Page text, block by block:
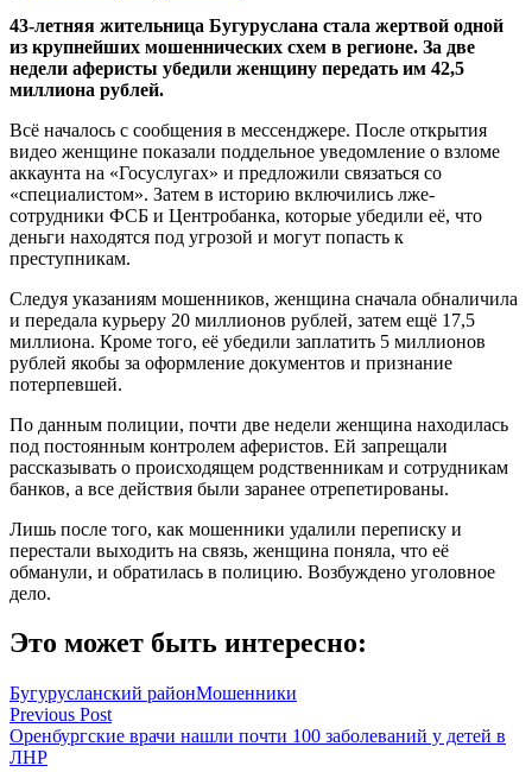
43-летняя жительница Бугуруслана стала жертвой одной
из крупнейших мошеннических схем в регионе. За две
недели аферисты убедили женщину передать им 42,5
миллиона рублей.
Всё началось с сообщения в мессенджере. После открытия
видео женщине показали поддельное уведомление о взломе
аккаунта на «Госуслугах» и предложили связаться со
«специалистом». Затем в историю включились лже-
сотрудники ФСБ и Центробанка, которые убедили её, что
деньги находятся под угрозой и могут попасть к
преступникам.
Следуя указаниям мошенников, женщина сначала обналичила
и передала курьеру 20 миллионов рублей, затем ещё 17,5
миллиона. Кроме того, её убедили заплатить 5 миллионов
рублей якобы за оформление документов и признание
потерпевшей.
По данным полиции, почти две недели женщина находилась
под постоянным контролем аферистов. Ей запрещали
рассказывать о происходящем родственникам и сотрудникам
банков, а все действия были заранее отрепетированы.
Лишь после того, как мошенники удалили переписку и
перестали выходить на связь, женщина поняла, что её
обманули, и обратилась в полицию. Возбуждено уголовное
дело.
Это может быть интересно:
Бугурусланский районМошенники
Навигация
по
Previous Post
Оренбургские врачи нашли почти 100 заболеваний у детей в
ЛНР